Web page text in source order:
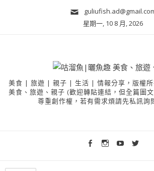
星期一, 10 8 月, 2026
美食 | 旅遊 | 親子 | 生活 | 情報分享，版權
美食、旅遊、親子 (歡迎轉貼連結，但全篇圖
尊重創作權，若有需求煩請先私訊詢